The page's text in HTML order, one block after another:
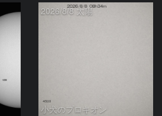
2026/8/8 太陽
小犬のプロキオン